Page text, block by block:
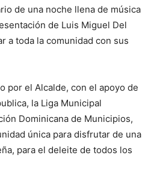
de una noche llena de música
de Luis Miguel Del
a toda la comunidad con sus
por el Alcalde, con el apoyo de
la Liga Municipal
Dominicana de Municipios,
única para disfrutar de una
para el deleite de todos los